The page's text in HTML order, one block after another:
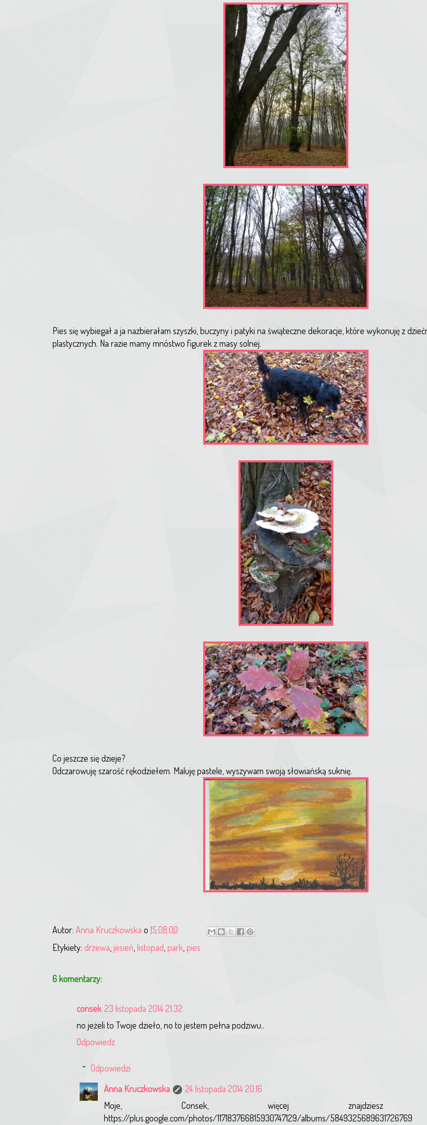
Pies się wybiegał a ja nazbierałam szyszki, buczyny i patyki na świąteczne dekoracje, które wykonuję z
plastycznych. Na razie mamy mnóstwo figurek z masy solnej.
Co jeszcze się dzieje?
Odczarowuję szarość rękodziełem. Maluję pastele, wyszywam swoją słowiańską suknię.
Autor: Anna Kruczkowska o 15:08:00
Etykiety: drzewa jesień listopad park pies
6 komentarzy:
consek 23 listopada 2014 21:32
no jeżeli to Twoje dzieło, no to jestem pełna podziwu..
Odpowiedz
Odpowiedzi
Anna Kruczkowska
24 listopada 2014 20:16
Moje, Consek, więcej
https://plus.google.com/photos/117183766815930747129/albums/5849325689631726769